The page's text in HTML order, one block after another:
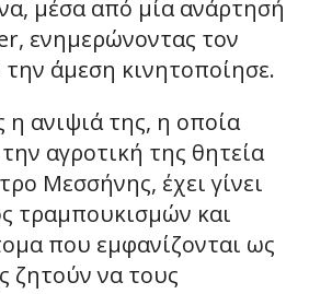
μέσα από μία ανάρτησή
ενημερώνοντας τον
άμεση κινητοποίησε.
ανιψιά της, η οποία
αγροτική της θητεία
Μεσσήνης, έχει γίνει
τραμπουκισμών και
που εμφανίζονται ως
ζητούν να τους